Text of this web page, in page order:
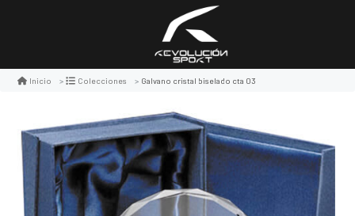
Inicio Colecciones Galvano cristal biselado cta 03